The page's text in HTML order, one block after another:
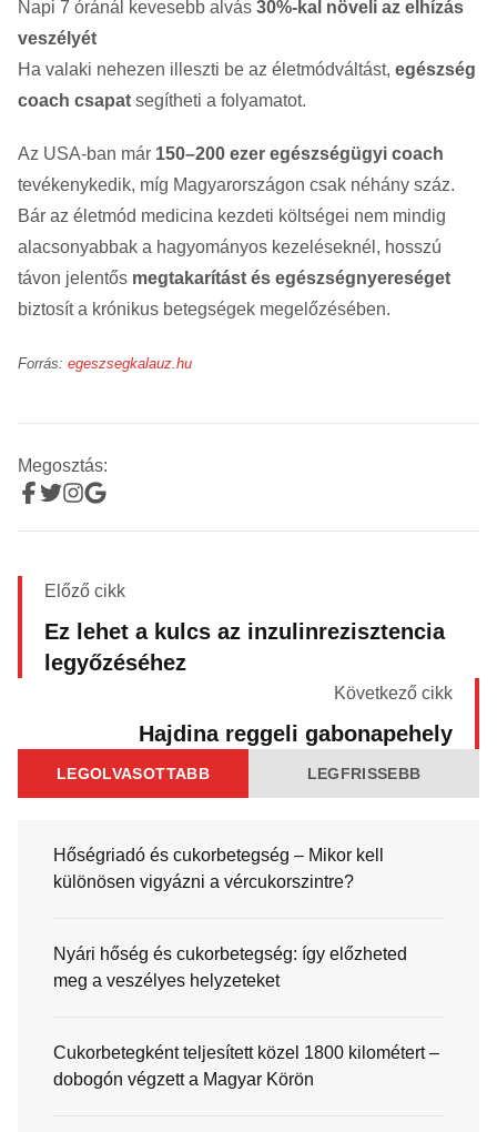
Napi 7 óránál kevesebb alvás 30%-kal növeli az elhízás
veszélyét
Ha valaki nehezen illeszti be az életmódváltást, egészség
coach csapat segítheti a folyamatot.
Az USA-ban már 150–200 ezer egészségügyi coach
tevékenykedik, míg Magyarországon csak néhány száz.
Bár az életmód medicina kezdeti költségei nem mindig
alacsonyabbak a hagyományos kezeléseknél, hosszú
távon jelentős megtakarítást és egészségnyereséget
biztosít a krónikus betegségek megelőzésében.
Forrás: egeszsegkalauz.hu
Megosztás:
Előző cikk
Ez lehet a kulcs az inzulinrezisztencia
legyőzéséhez
Következő cikk
Hajdina reggeli gabonapehely
LEGOLVASOTTABB LEGFRISSEBB
Hőségriadó és cukorbetegség – Mikor kell
különösen vigyázni a vércukorszintre?
Nyári hőség és cukorbetegség: így előzheted
meg a veszélyes helyzeteket
Cukorbetegként teljesített közel 1800 kilométert –
dobogón végzett a Magyar Körön